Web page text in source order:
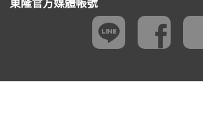
東隆官方媒體帳號